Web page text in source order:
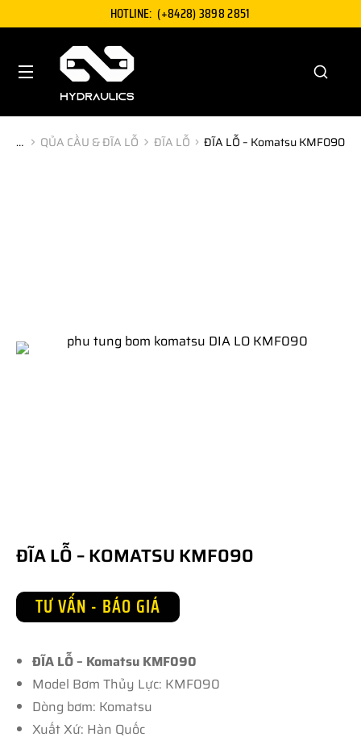
HOTLINE: (+8428) 3898 2851
You are here:
QỦA CẦU & ĐĨA LỖ ĐĨA LỖ ĐĨA LỖ – Komatsu KMF090
ĐĨA LỖ – KOMATSU KMF090
TƯ VẤN - BÁO GIÁ
ĐĨA LỖ – Komatsu KMF090
Model Bơm Thủy Lực: KMF090
Dòng bơm: Komatsu
Xuất Xứ: Hàn Quốc